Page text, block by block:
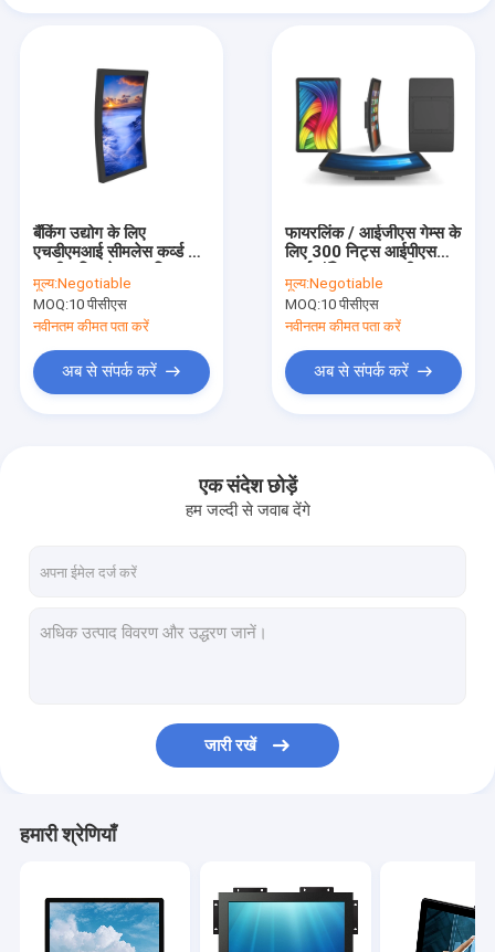
होम
हमारे बारे में
बैंकिंग उद्योग के लिए
एचडीएमआई सीमलेस कर्व्ड टच
मूल्य:Negotiable
MOQ:10 पीसीएस
नवीनतम कीमत पता करें
अब से संपर्क करें
फायरलिंक / आईजीएस गेम्स के
लिए 300 निट्स आईपीएस
मूल्य:Negotiable
MOQ:10 पीसीएस
नवीनतम कीमत पता करें
अब से संपर्क करें
एक संदेश छोड़ें
हम जल्दी से जवाब देंगे
जारी रखें
हमारी श्रेणियाँ